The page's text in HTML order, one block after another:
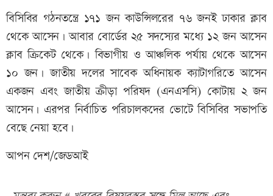
বিসিবির গঠনতন্ত্রে ১৭১ জন কাউন্সিলরের ৭৬ জনই ঢাকার ক্লাব
থেকে আসেন। আবার বোর্ডের ২৫ সদস্যের মধ্যে ১২ জন আসেন
ক্লাব ক্রিকেট থেকে। বিভাগীয় ও আঞ্চলিক পর্যায় থেকে আসেন
১০ জন। জাতীয় দলের সাবেক অধিনায়ক ক্যাটাগরিতে আসেন
একজন এবং জাতীয় ক্রীড়া পরিষদ (এনএসসি) কোটায় ২ জন
আসেন। এরপর নির্বাচিত পরিচালকদের ভোটে বিসিবির সভাপতি
বেছে নেয়া হবে।
আপন দেশ/জেডআই